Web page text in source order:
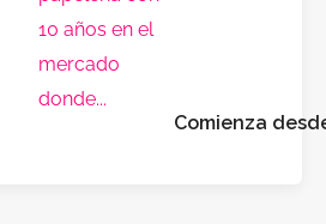
10 años en el
mercado
donde...
Comienza